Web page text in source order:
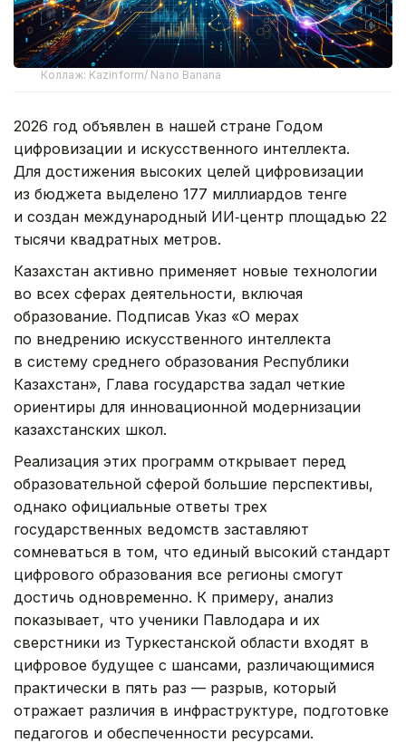
Коллаж: Kazinform/ Nano Banana
2026 год объявлен в нашей стране Годом
цифровизации и искусственного интеллекта.
Для достижения высоких целей цифровизации
из бюджета выделено 177 миллиардов тенге
и создан международный ИИ‑центр площадью 22
тысячи квадратных метров.
Казахстан активно применяет новые технологии
во всех сферах деятельности, включая
образование. Подписав Указ «О мерах
по внедрению искусственного интеллекта
в систему среднего образования Республики
Казахстан», Глава государства задал четкие
ориентиры для инновационной модернизации
казахстанских школ.
Реализация этих программ открывает перед
образовательной сферой большие перспективы,
однако официальные ответы трех
государственных ведомств заставляют
сомневаться в том, что единый высокий стандарт
цифрового образования все регионы смогут
достичь одновременно. К примеру, анализ
показывает, что ученики Павлодара и их
сверстники из Туркестанской области входят в
цифровое будущее с шансами, различающимися
практически в пять раз — разрыв, который
отражает различия в инфраструктуре, подготовке
педагогов и обеспеченности ресурсами.